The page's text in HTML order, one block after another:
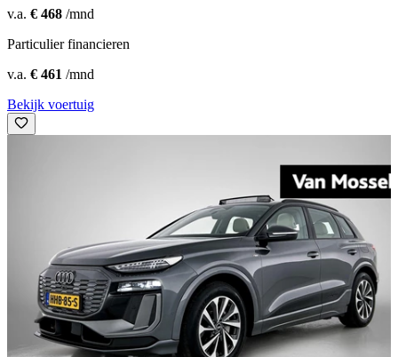
v.a. € 468 /mnd
Particulier financieren
v.a. € 461 /mnd
Bekijk voertuig